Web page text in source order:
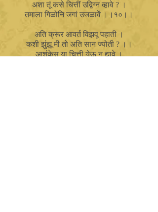
अशा तूं कसे चित्तीं उद्विग्न व्हावे ? ।
तमाला गिळोनि जगां उजळावें ।।१०।।
अति क्रूर आवर्त विझवू पहाती ।
कशी झुंझू मी तो अति सान ज्योती ? ।।
आशंकेस या चित्ती येऊ न द्यावे ।